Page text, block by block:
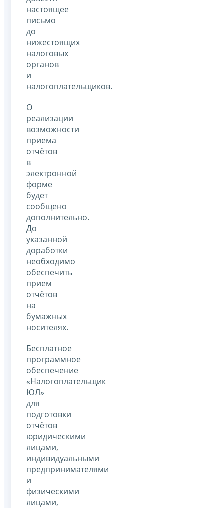
настоящее
письмо
до
нижестоящих
налоговых
органов
и
налогоплательщиков.
О
реализации
возможности
приема
отчётов
в
электронной
форме
будет
сообщено
дополнительно.
До
указанной
доработки
необходимо
обеспечить
прием
отчётов
на
бумажных
носителях.
Бесплатное
программное
обеспечение
«Налогоплательщик
ЮЛ»
для
подготовки
отчётов
юридическими
лицами,
индивидуальными
предпринимателями
и
физическими
лицами,